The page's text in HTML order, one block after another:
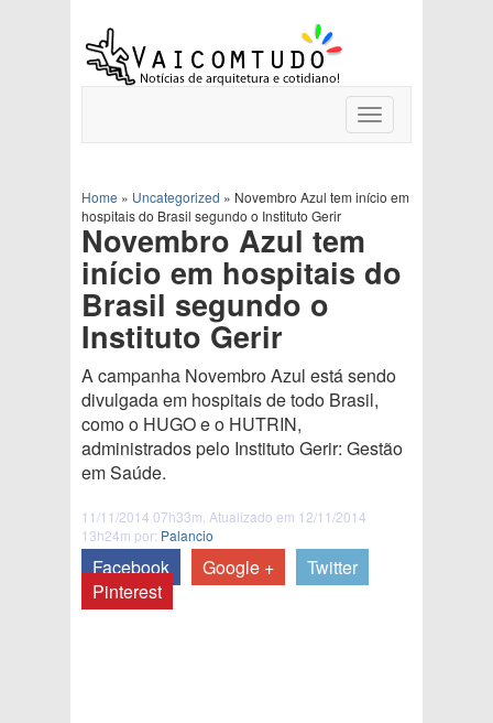
Toggle
navigation
Home » Uncategorized » Novembro Azul tem início em
hospitais do Brasil segundo o Instituto Gerir
Novembro Azul tem
início em hospitais do
Brasil segundo o
Instituto Gerir
A campanha Novembro Azul está sendo
divulgada em hospitais de todo Brasil,
como o HUGO e o HUTRIN,
administrados pelo Instituto Gerir: Gestão
em Saúde.
11/11/2014 07h33m. Atualizado em 12/11/2014
13h24m por: Palancio
Facebook Google +
Twitter
Pinterest